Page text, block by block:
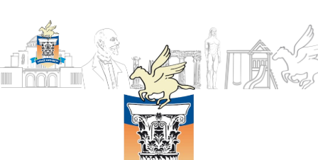
ΔΗΜΟΣ
ΚΟΡΙΝΘΙΩΝ